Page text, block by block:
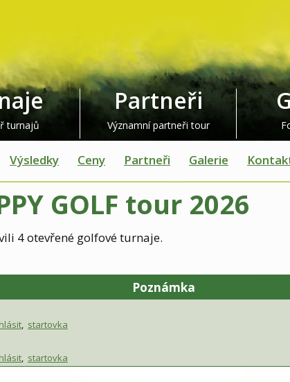
turnajů
Partneři
Významní partneři tour
Výsledky Ceny Partneři Galerie
GOLF tour 2026
4 otevřené golfové turnaje.
Poznámka
, startovka
, startovka